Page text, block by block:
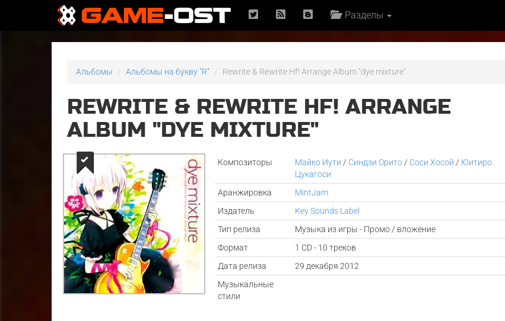
Разделы
Альбомы Альбомы на букву "R" Rewrite & Rewrite Hf! Arrange Album "dye mixture"
REWRITE & REWRITE HF! ARRANGE
ALBUM "DYE MIXTURE"
Композиторы Майко Иути / Синдзи Орито/ Соси Хосой / Юитиро
Цукагоси
Аранжировка
MintJam
Издатель
Key Sounds Label
Тип релиза
Музыка из игры - Промо / вложение
Формат
1 CD - 10 треков
Дата релиза
29 декабря 2012
Музыкальные
стили